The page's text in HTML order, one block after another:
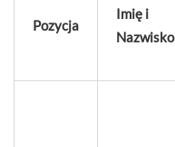
Pozycja
Imię i
Nazwisko